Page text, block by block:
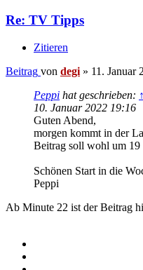
Re: TV Tipps
Zitieren
Beitrag von degi » 11. Januar
Peppi hat geschrieben: ↑
10. Januar 2022 19:16
Guten Abend,
morgen kommt in der
Beitrag soll wohl um 19
Schönen Start in die
Peppi
Ab Minute 22 ist der Beitrag